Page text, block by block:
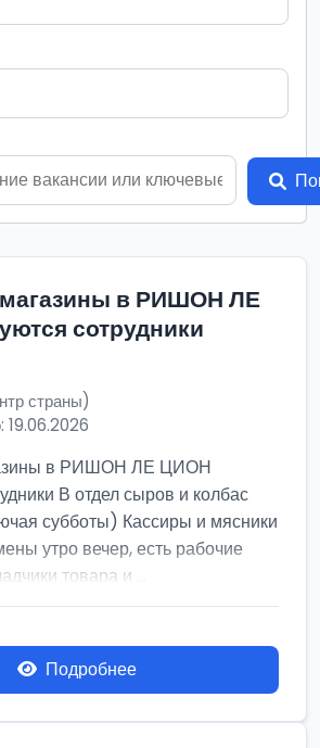
в РИШОН ЛЕ
сотрудники
страны)
19.06.2026
в РИШОН ЛЕ ЦИОН
В отдел сыров и колбас
субботы) Кассиры и мясники
утро вечер, есть рабочие
товара и ...
Подробнее